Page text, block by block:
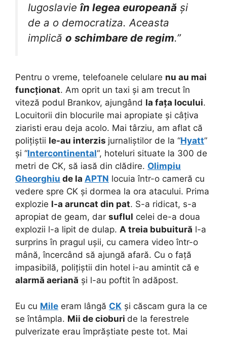
Iugoslavie în legea europeană și
de a o democratiza. Aceasta
implică o schimbare de regim.”
Pentru o vreme, telefoanele celulare nu au mai
funcționat. Am oprit un taxi și am trecut în
viteză podul Brankov, ajungând la fața locului.
Locuitorii din blocurile mai apropiate și câțiva
ziaristi erau deja acolo. Mai târziu, am aflat că
polițiștii le-au interzis jurnaliștilor de la “Hyatt”
și “Intercontinental“, hoteluri situate la 300 de
metri de CK, să iasă din clădire. Olimpiu
Gheorghiu de la APTN locuia într-o cameră cu
vedere spre CK și dormea la ora atacului. Prima
explozie l-a aruncat din pat. S-a ridicat, s-a
apropiat de geam, dar suflul celei de-a doua
explozii l-a lipit de dulap. A treia bubuitură l-a
surprins în pragul ușii, cu camera video într-o
mână, încercând să ajungă afară. Cu o față
impasibilă, polițiștii din hotel i-au amintit că e
alarmă aeriană și l-au poftit în adăpost.
Eu cu Mile eram lângă CK și căscam gura la ce
se întâmpla. Mii de cioburi de la ferestrele
pulverizate erau împrăștiate peste tot. Mai